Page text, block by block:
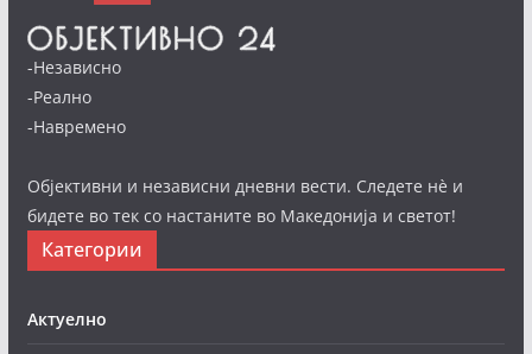
-Независно
-Реално
-Навремено
Објективни и независни дневни вести. Следете нè и
бидете во тек со настаните во Македонија и светот!
Категории
Актуелно